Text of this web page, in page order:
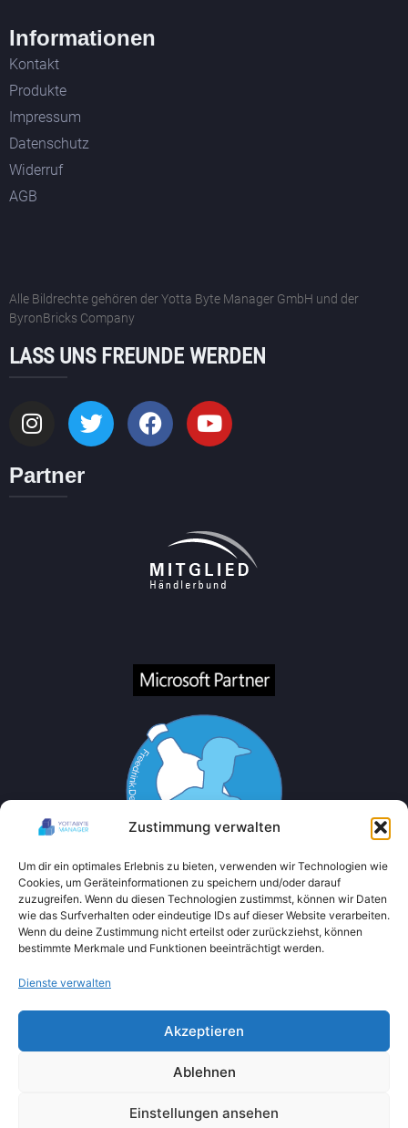
Zustimmung verwalten
Um dir ein optimales Erlebnis zu bieten, verwenden wir Technologien wie
Cookies, um Geräteinformationen zu speichern und/oder darauf
zuzugreifen. Wenn du diesen Technologien zustimmst, können wir Daten
wie das Surfverhalten oder eindeutige IDs auf dieser Website verarbeiten.
Wenn du deine Zustimmung nicht erteilst oder zurückziehst, können
bestimmte Merkmale und Funktionen beeinträchtigt werden.
Dienste verwalten
Akzeptieren
Ablehnen
Einstellungen ansehen
Informationen
Kontakt
Produkte
Impressum
Datenschutz
Widerruf
AGB
Alle Bildrechte gehören der Yotta Byte Manager GmbH und der
ByronBricks Company
LASS UNS FREUNDE WERDEN
Partner